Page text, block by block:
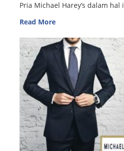
Pria Michael Harey’s dalam
Read More